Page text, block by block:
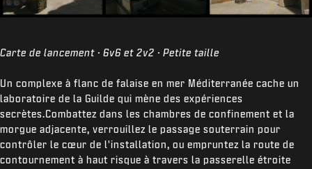
Carte de lancement · 6v6 et 2v2 · Petite taille
Un complexe à flanc de falaise en mer Méditerranée cache un
laboratoire de la Guilde qui mène des expériences
secrètes.Combattez dans les chambres de confinement et la
morgue adjacente, verrouillez le passage souterrain pour
contrôler le cœur de l'installation, ou empruntez la route de
contournement à haut risque à travers la passerelle étroite